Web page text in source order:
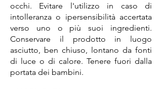
occhi. Evitare l'utilizzo in caso di
intolleranza o ipersensibilità accertata
verso uno o più suoi ingredienti.
Conservare il prodotto in luogo
asciutto, ben chiuso, lontano da fonti
di luce o di calore. Tenere fuori dalla
portata dei bambini.